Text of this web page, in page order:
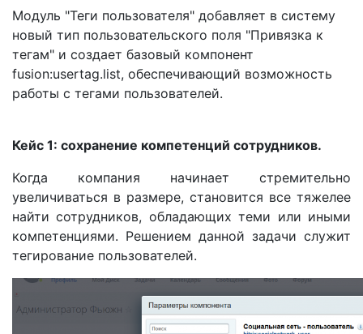
Модуль "Теги пользователя" добавляет в систему
новый тип пользовательского поля "Привязка к
тегам" и создает базовый компонент
fusion:usertag.list, обеспечивающий возможность
работы с тегами пользователей.
Кейс 1: сохранение компетенций сотрудников.
Когда компания начинает стремительно
увеличиваться в размере, становится все тяжелее
найти сотрудников, обладающих теми или иными
компетенциями. Решением данной задачи служит
тегирование пользователей.